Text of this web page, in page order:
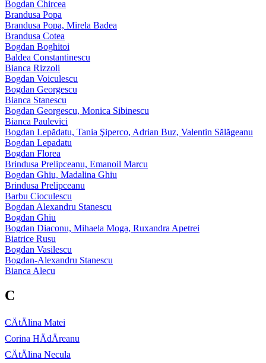
Bogdan Chircea
Brandusa Popa
Brandusa Popa, Mirela Badea
Brandusa Cotea
Bogdan Boghitoi
Baldea Constantinescu
Bianca Rizzoli
Bogdan Voiculescu
Bogdan Georgescu
Bianca Stanescu
Bogdan Georgescu, Monica Sibinescu
Bianca Paulevici
Bogdan Lepădatu, Tania Şiperco, Adrian Buz, Valentin Sălăgeanu
Bogdan Lepadatu
Bogdan Florea
Brindusa Prelipceanu, Emanoil Marcu
Bogdan Ghiu, Madalina Ghiu
Brindusa Prelipceanu
Barbu Cioculescu
Bogdan Alexandru Stanescu
Bogdan Ghiu
Bogdan Diaconu, Mihaela Moga, Ruxandra Apetrei
Biatrice Rusu
Bogdan Vasilescu
Bogdan-Alexandru Stanescu
Bianca Alecu
C
CÄtÄlina Matei
Corina HÄdÄreanu
CÄtÄlina Necula